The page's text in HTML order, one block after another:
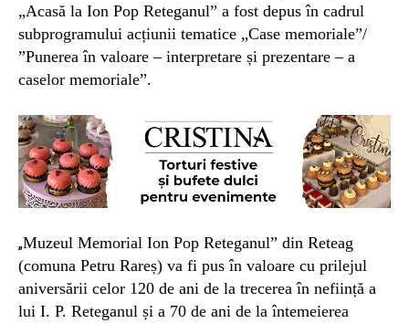
„Acasă la Ion Pop Reteganul” a fost depus în cadrul
subprogramului acțiunii tematice „Case memoriale”/
”Punerea în valoare – interpretare și prezentare – a
caselor memoriale”.
„Muzeul Memorial Ion Pop Reteganul” din Reteag
(comuna Petru Rareș) va fi pus în valoare cu prilejul
aniversării celor 120 de ani de la trecerea în neființă a
lui I. P. Reteganul și a 70 de ani de la întemeierea